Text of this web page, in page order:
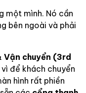
một mình. Nó cần
bên ngoài và phải
Vận chuyển (3rd
để khách chuyển
hình rất phiền